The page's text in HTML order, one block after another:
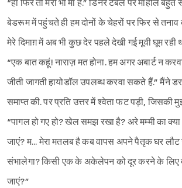
“हां फिर तो मेरी भी मां हैं.” डिनर टेबल पर माहौल बहुत
बेडरूम में पहुंचते ही हम दोनों के चेहरों पर फिर से
मेरे दिमाग़ में अब भी कुछ देर पहले देखी गई मूवी घूम रही
“एक बात कहूं! नाराज़ मत होना. हम अगर अबार्ट न
जीती जागती हायोडॉल उपलब्ध करवा सकते हैं.” मैंने
समाप्त की. पर प्रति उत्तर में श्‍वेता फट पड़ी, जिसकी
“पागल हो गए हो? खेल समझ रखा है? अरे मम्मी का
जाएं? म... मेरा मतलब है कब वापस अपने पैतृक घर
संभालेगा? किसी एक के अकेलेपन को दूर करने के लिए
जाएं?”